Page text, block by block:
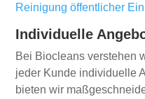
Reinigung öffentlicher
Individuelle
Bei Biocleans verstehen
jeder Kunde individuelle
bieten wir